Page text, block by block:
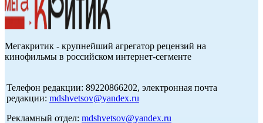
Мегакритик - крупнейший агрегатор рецензий на
кинофильмы в российском интернет-сегменте
Телефон редакции: 89220866202, электронная почта
редакции: mdshvetsov@yandex.ru
Рекламный отдел: mdshvetsov@yandex.ru